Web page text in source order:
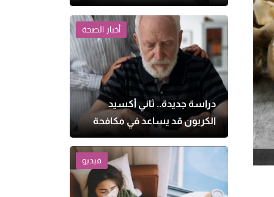
النساء
أخبار الصحة
دراسة جديدة.. ثاني أكسيد
الكربون قد يساعد في مكافحة
الزهايمر
فيديو